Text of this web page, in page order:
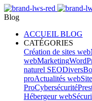
Blog
ACCUEIL BLOG
CATÉGORIES
Création de sites web
webMarketing
naturel SEODivers
proActualités web
ProCybersécurité
Hébergeur web